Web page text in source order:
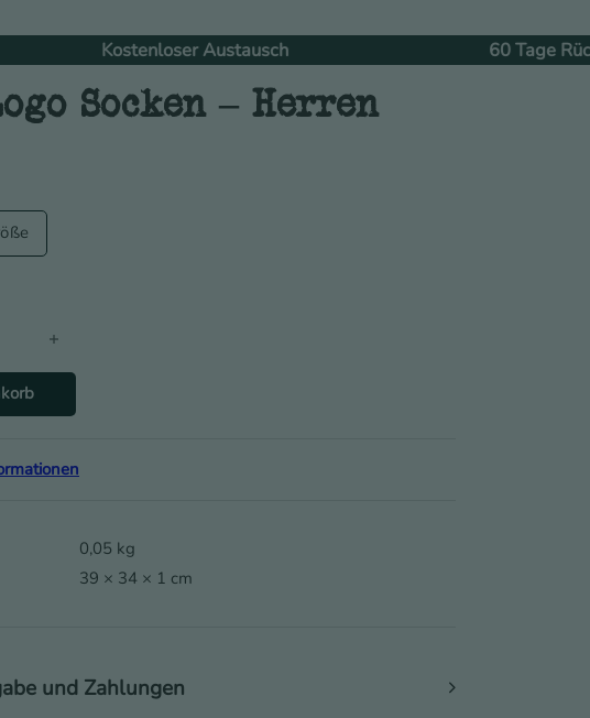
Kostenloser Austausch 60 Tage Rückgabe
Socken – Herren
- Herren Menge
0,05 kg
39 × 34 × 1 cm
und Zahlungen